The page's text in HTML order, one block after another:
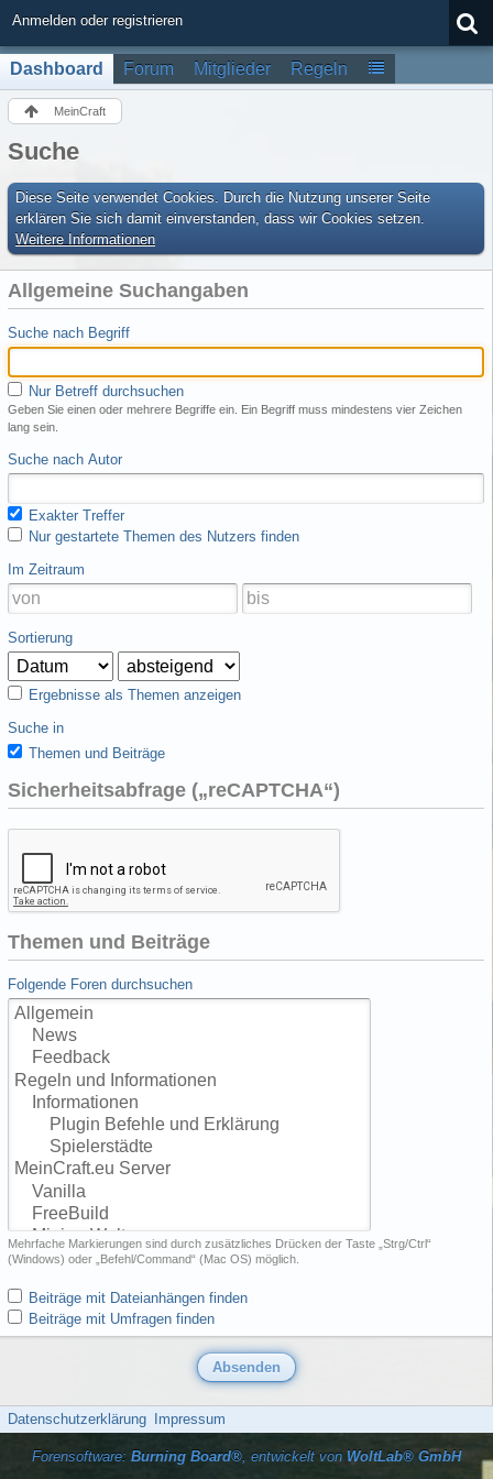
Anmelden oder registrieren
Dashboard Forum Mitglieder Regeln
MeinCraft
Suche
Diese Seite verwendet Cookies. Durch die Nutzung unserer Seite
erklären Sie sich damit einverstanden, dass wir Cookies setzen.
Weitere Informationen
Allgemeine Suchangaben
Suche nach Begriff
Nur Betreff durchsuchen
Geben Sie einen oder mehrere Begriffe ein. Ein Begriff muss mindestens vier Zeichen
lang sein.
Suche nach Autor
Exakter Treffer
Nur gestartete Themen des Nutzers finden
Im Zeitraum
Sortierung
Ergebnisse als Themen anzeigen
Suche in
Themen und Beiträge
Sicherheitsabfrage („reCAPTCHA“)
Themen und Beiträge
Folgende Foren durchsuchen
Mehrfache Markierungen sind durch zusätzliches Drücken der Taste „Strg/Ctrl“
(Windows) oder „Befehl/Command“ (Mac OS) möglich.
Beiträge mit Dateianhängen finden
Beiträge mit Umfragen finden
Datenschutzerklärung Impressum
Forensoftware: Burning Board®, entwickelt von WoltLab® GmbH